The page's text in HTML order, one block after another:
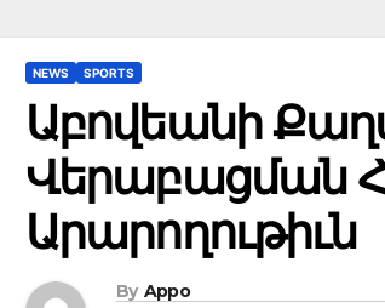
NEWS SPORTS
Աբովեանի
Վերաբացման
Արարողութիւն
By Appo